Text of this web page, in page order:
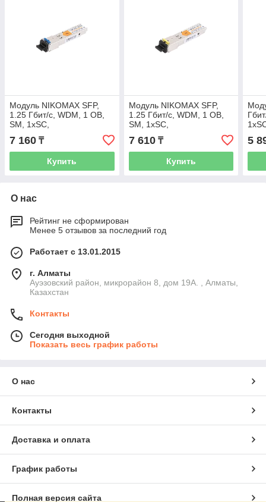
Модуль NIKOMAX SFP,
1.25 Гбит/с, WDM, 1 ОВ,
SM, 1xSC,
Tx:1310/Rx:1550 нм, DDM,
20 дБ (до 40 км)
7 160 ₸
Купить
Модуль NIKOMAX SFP,
1.25 Гбит/с, WDM, 1 ОВ,
SM, 1xSC,
Tx:1550/Rx:1310 нм, DDM,
20 дБ (до 40 км)
7 610₸
Купить
5
О нас
Рейтинг не сформирован
Менее 5 отзывов за последний год
Работает с 13.01.2015
г. Алматы
Ауэзовский район, микрорайон 8, дом 19А. , Алматы,
Казахстан
Контакты
Сегодня выходной
Показать весь график работы
О нас
Контакты
Доставка и оплата
График работы
Полная версия сайта